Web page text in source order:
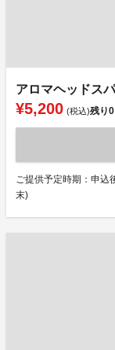
アロマヘッドス
¥5,200 (税込)残り0
ご提供予定時期：申込
末)